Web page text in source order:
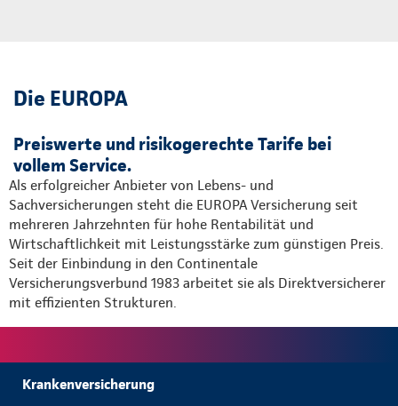
Die EUROPA
Preiswerte und risikogerechte Tarife bei
vollem Service.
Als erfolgreicher Anbieter von Lebens- und
Sachversicherungen steht die EUROPA Versicherung seit
mehreren Jahrzehnten für hohe Rentabilität und
Wirtschaftlichkeit mit Leistungsstärke zum günstigen Preis.
Seit der Einbindung in den Continentale
Versicherungsverbund 1983 arbeitet sie als Direktversicherer
mit effizienten Strukturen.
Krankenversicherung